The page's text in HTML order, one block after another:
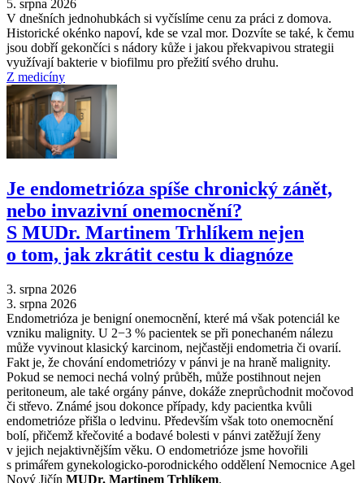
5. srpna 2026
V dnešních jednohubkách si vyčíslíme cenu za práci z domova.
Historické okénko napoví, kde se vzal mor. Dozvíte se také, k čemu
jsou dobří gekončíci s nádory kůže i jakou překvapivou strategii
využívají bakterie v biofilmu pro přežití svého druhu.
Z medicíny
Je endometrióza spíše chronický zánět,
nebo invazivní onemocnění?
S MUDr. Martinem Trhlíkem nejen
o tom, jak zkrátit cestu k diagnóze
3. srpna 2026
3. srpna 2026
Endometrióza je benigní onemocnění, které má však potenciál ke
vzniku malignity. U 2−3 % pacientek se při ponechaném nálezu
může vyvinout klasický karcinom, nejčastěji endometria či ovarií.
Fakt je, že chování endometriózy v pánvi je na hraně malignity.
Pokud se nemoci nechá volný průběh, může postihnout nejen
peritoneum, ale také orgány pánve, dokáže zneprůchodnit močovod
či střevo. Známé jsou dokonce případy, kdy pacientka kvůli
endometrióze přišla o ledvinu. Především však toto onemocnění
bolí, přičemž křečovité a bodavé bolesti v pánvi zatěžují ženy
v jejich nejaktivnějším věku. O endometrióze jsme hovořili
s primářem gynekologicko-porodnického oddělení Nemocnice Agel
Nový Jičín MUDr. Martinem Trhlíkem.